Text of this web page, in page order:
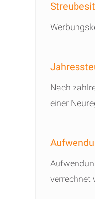
Nach
einer
verrechnet